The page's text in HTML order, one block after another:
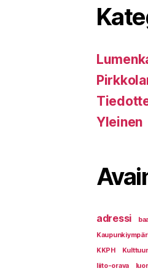
Yleinen
adressi
KKPH
liito-orava